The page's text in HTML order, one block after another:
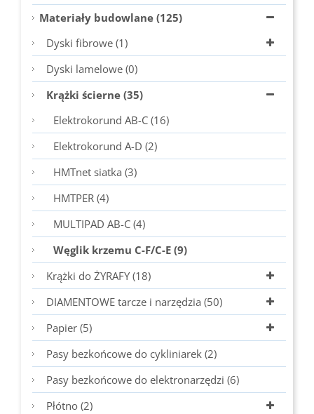
Materiały budowlane (125)
Dyski fibrowe (1)
Dyski lamelowe (0)
Krążki ścierne (35)
Elektrokorund AB-C (16)
Elektrokorund A-D (2)
HMTnet siatka (3)
HMTPER (4)
MULTIPAD AB-C (4)
Węglik krzemu C-F/C-E (9)
Krążki do ŻYRAFY (18)
DIAMENTOWE tarcze i narzędzia (50)
Papier (5)
Pasy bezkońcowe do cykliniarek (2)
Pasy bezkońcowe do elektronarzędzi (6)
Płótno (2)